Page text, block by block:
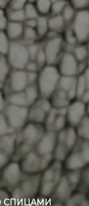
СПИЦАМИ